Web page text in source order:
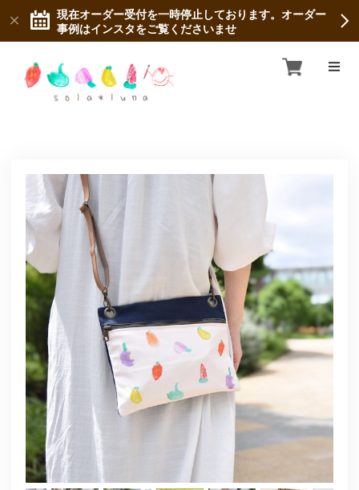
現在オーダー受付を一時停止しております。オーダー
事例はインスタをご覧くださいませ